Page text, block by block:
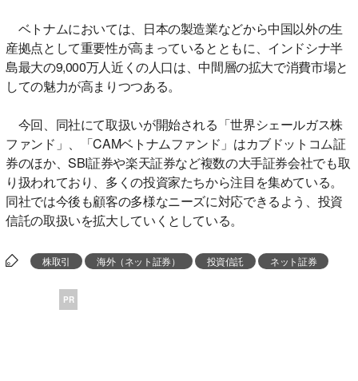
ベトナムにおいては、日本の製造業などから中国以外の生
産拠点として重要性が高まっているとともに、インドシナ半
島最大の9,000万人近くの人口は、中間層の拡大で消費市場と
しての魅力が高まりつつある。
今回、同社にて取扱いが開始される「世界シェールガス株
ファンド」、「CAMベトナムファンド」はカブドットコム証
券のほか、SBI証券や楽天証券など複数の大手証券会社でも取
り扱われており、多くの投資家たちから注目を集めている。
同社では今後も顧客の多様なニーズに対応できるよう、投資
信託の取扱いを拡大していくとしている。
株取引 海外（ネット証券） 投資信託 ネット証券
PR